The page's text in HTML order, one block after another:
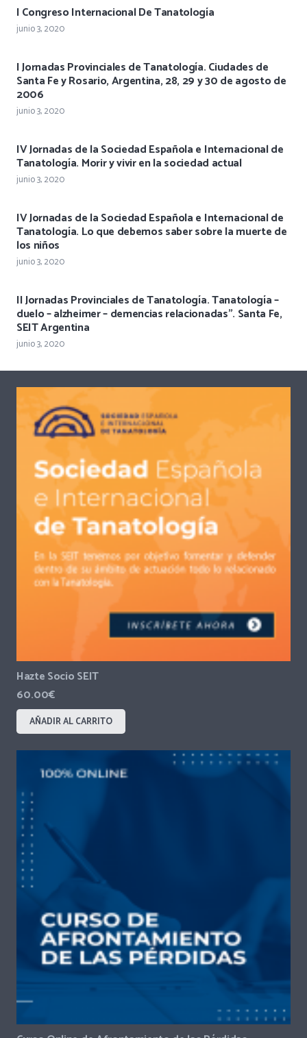
I Congreso Internacional De Tanatología
junio 3, 2020
I Jornadas Provinciales de Tanatología. Ciudades de
Santa Fe y Rosario, Argentina, 28, 29 y 30 de agosto de
2006
junio 3, 2020
IV Jornadas de la Sociedad Española e Internacional de
Tanatología. Morir y vivir en la sociedad actual
junio 3, 2020
IV Jornadas de la Sociedad Española e Internacional de
Tanatología. Lo que debemos saber sobre la muerte de
los niños
junio 3, 2020
II Jornadas Provinciales de Tanatología. Tanatología –
duelo – alzheimer – demencias relacionadas”. Santa Fe,
SEIT Argentina
junio 3, 2020
Hazte Socio SEIT
60.00€
AÑADIR AL CARRITO